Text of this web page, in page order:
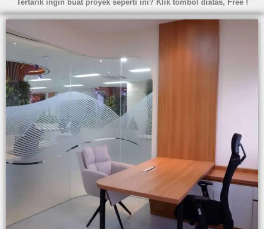
Tertarik ingin buat proyek seperti ini? Klik tombol diatas, Free !